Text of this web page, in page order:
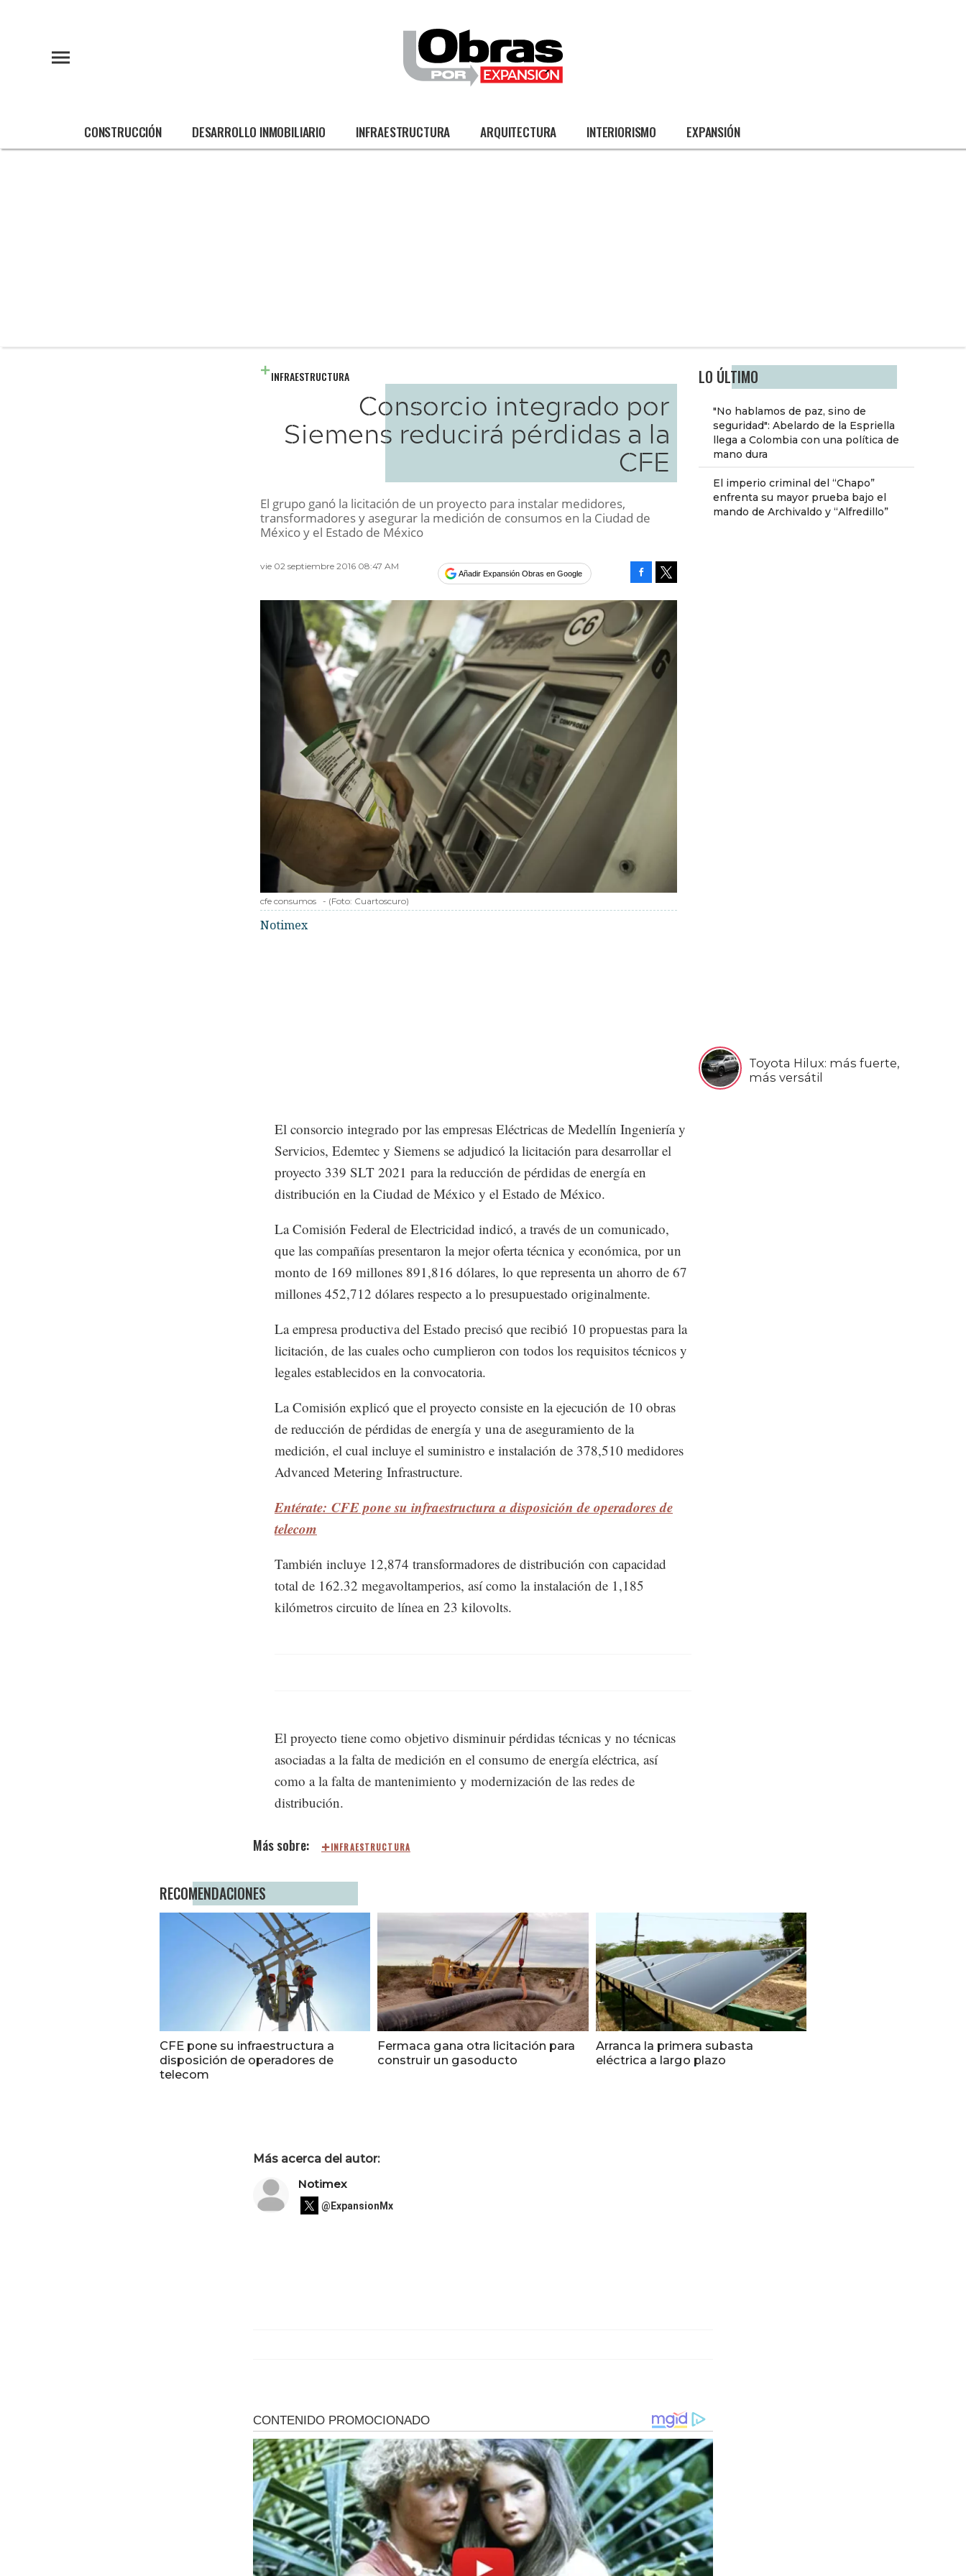
CONSTRUCCIÓN DESARROLLO INMOBILIARIO INFRAESTRUCTURA ARQUITECTURA INTERIORISMO EXPANSIÓN
LO ÚLTIMO
"No hablamos de paz, sino de
seguridad": Abelardo de la Espriella
llega a Colombia con una política de
mano dura
El imperio criminal del “Chapo”
enfrenta su mayor prueba bajo el
mando de Archivaldo y “Alfredillo”
Toyota Hilux: más fuerte,
más versátil
INFRAESTRUCTURA
Consorcio integrado por
Siemens reducirá pérdidas a la
CFE
El grupo ganó la licitación de un proyecto para instalar medidores,
transformadores y asegurar la medición de consumos en la Ciudad de
México y el Estado de México
vie 02 septiembre 2016 08:47 AM
Añadir Expansión Obras en Google
cfe consumos - (Foto: Cuartoscuro)
Notimex
El consorcio integrado por las empresas Eléctricas de Medellín Ingeniería y
Servicios, Edemtec y Siemens se adjudicó la licitación para desarrollar el
proyecto 339 SLT 2021 para la reducción de pérdidas de energía en
distribución en la Ciudad de México y el Estado de México.
La Comisión Federal de Electricidad indicó, a través de un comunicado,
que las compañías presentaron la mejor oferta técnica y económica, por un
monto de 169 millones 891,816 dólares, lo que representa un ahorro de 67
millones 452,712 dólares respecto a lo presupuestado originalmente.
La empresa productiva del Estado precisó que recibió 10 propuestas para la
licitación, de las cuales ocho cumplieron con todos los requisitos técnicos y
legales establecidos en la convocatoria.
La Comisión explicó que el proyecto consiste en la ejecución de 10 obras
de reducción de pérdidas de energía y una de aseguramiento de la
medición, el cual incluye el suministro e instalación de 378,510 medidores
Advanced Metering Infrastructure.
Entérate: CFE pone su infraestructura a disposición de operadores de
telecom
También incluye 12,874 transformadores de distribución con capacidad
total de 162.32 megavoltamperios, así como la instalación de 1,185
kilómetros circuito de línea en 23 kilovolts.
El proyecto tiene como objetivo disminuir pérdidas técnicas y no técnicas
asociadas a la falta de medición en el consumo de energía eléctrica, así
como a la falta de mantenimiento y modernización de las redes de
distribución.
INFRAESTRUCTURA
RECOMENDACIONES
CFE pone su infraestructura a
disposición de operadores de
telecom
Fermaca gana otra licitación para
construir un gasoducto
Arranca la primera subasta
eléctrica a largo plazo
Más acerca del autor:
Notimex
@ExpansionMx